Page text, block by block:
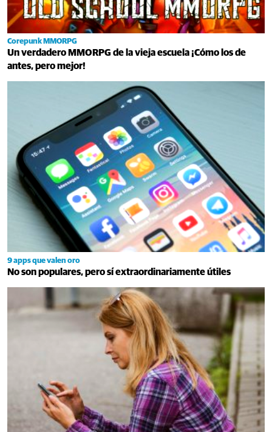
Corepunk MMORPG
Un verdadero MMORPG de la vieja escuela ¡Cómo los de
antes, pero mejor!
9 apps que valen oro
No son populares, pero sí extraordinariamente útiles